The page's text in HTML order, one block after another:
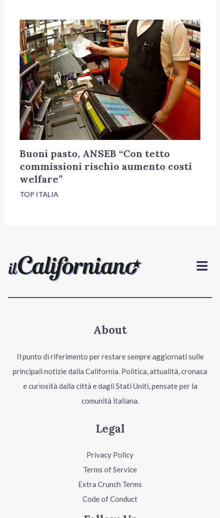
Buoni pasto, ANSEB “Con tetto
commissioni rischio aumento costi
welfare”
TOP ITALIA
Menu
About
Il punto di riferimento per restare sempre aggiornati sulle
principali notizie dalla California. Politica, attualità, cronaca
e curiosità dalla città e dagli Stati Uniti, pensate per la
comunità italiana.
Legal
Privacy Policy
Terms of Service
Extra Crunch Terms
Code of Conduct